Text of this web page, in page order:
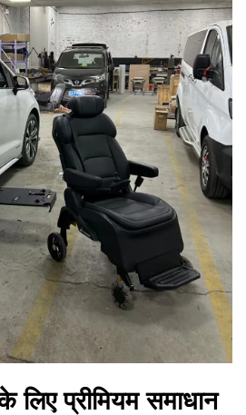
लिए प्रीमियम समाधान